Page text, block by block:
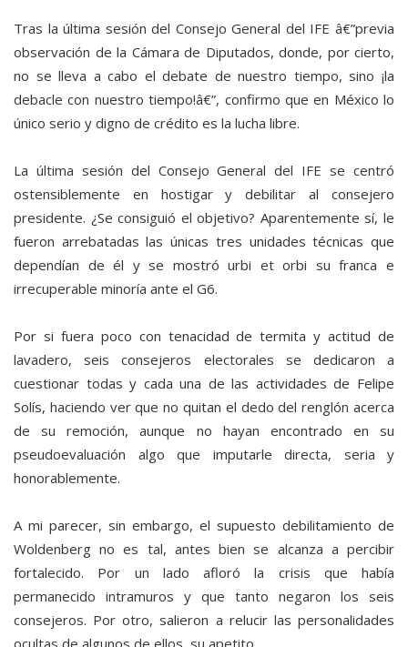
Tras la última sesión del Consejo General del IFE â€”previa
observación de la Cámara de Diputados, donde, por cierto,
no se lleva a cabo el debate de nuestro tiempo, sino ¡la
debacle con nuestro tiempo!â€”, confirmo que en México lo
único serio y digno de crédito es la lucha libre.
La última sesión del Consejo General del IFE se centró
ostensiblemente en hostigar y debilitar al consejero
presidente. ¿Se consiguió el objetivo? Aparentemente sí, le
fueron arrebatadas las únicas tres unidades técnicas que
dependían de él y se mostró urbi et orbi su franca e
irrecuperable minoría ante el G6.
Por si fuera poco con tenacidad de termita y actitud de
lavadero, seis consejeros electorales se dedicaron a
cuestionar todas y cada una de las actividades de Felipe
Solís, haciendo ver que no quitan el dedo del renglón acerca
de su remoción, aunque no hayan encontrado en su
pseudoevaluación algo que imputarle directa, seria y
honorablemente.
A mi parecer, sin embargo, el supuesto debilitamiento de
Woldenberg no es tal, antes bien se alcanza a percibir
fortalecido. Por un lado afloró la crisis que había
permanecido intramuros y que tanto negaron los seis
consejeros. Por otro, salieron a relucir las personalidades